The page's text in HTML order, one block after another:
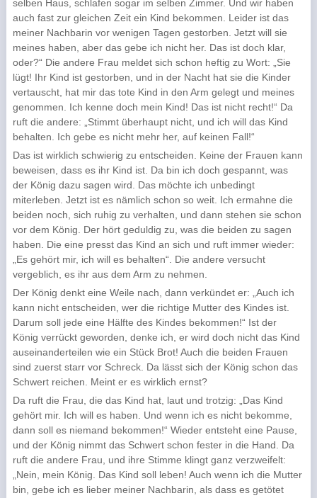
selben Haus, schlafen sogar im selben Zimmer. Und wir haben
auch fast zur gleichen Zeit ein Kind bekommen. Leider ist das
meiner Nachbarin vor wenigen Tagen gestorben. Jetzt will sie
meines haben, aber das gebe ich nicht her. Das ist doch klar,
oder?“ Die andere Frau meldet sich schon heftig zu Wort: „Sie
lügt! Ihr Kind ist gestorben, und in der Nacht hat sie die Kinder
vertauscht, hat mir das tote Kind in den Arm gelegt und meines
genommen. Ich kenne doch mein Kind! Das ist nicht recht!“ Da
ruft die andere: „Stimmt überhaupt nicht, und ich will das Kind
behalten. Ich gebe es nicht mehr her, auf keinen Fall!“
Das ist wirklich schwierig zu entscheiden. Keine der Frauen kann
beweisen, dass es ihr Kind ist. Da bin ich doch gespannt, was
der König dazu sagen wird. Das möchte ich unbedingt
miterleben. Jetzt ist es nämlich schon so weit. Ich ermahne die
beiden noch, sich ruhig zu verhalten, und dann stehen sie schon
vor dem König. Der hört geduldig zu, was die beiden zu sagen
haben. Die eine presst das Kind an sich und ruft immer wieder:
„Es gehört mir, ich will es behalten“. Die andere versucht
vergeblich, es ihr aus dem Arm zu nehmen.
Der König denkt eine Weile nach, dann verkündet er: „Auch ich
kann nicht entscheiden, wer die richtige Mutter des Kindes ist.
Darum soll jede eine Hälfte des Kindes bekommen!“ Ist der
König verrückt geworden, denke ich, er wird doch nicht das Kind
auseinanderteilen wie ein Stück Brot! Auch die beiden Frauen
sind zuerst starr vor Schreck. Da lässt sich der König schon das
Schwert reichen. Meint er es wirklich ernst?
Da ruft die Frau, die das Kind hat, laut und trotzig: „Das Kind
gehört mir. Ich will es haben. Und wenn ich es nicht bekomme,
dann soll es niemand bekommen!“ Wieder entsteht eine Pause,
und der König nimmt das Schwert schon fester in die Hand. Da
ruft die andere Frau, und ihre Stimme klingt ganz verzweifelt:
„Nein, mein König. Das Kind soll leben! Auch wenn ich die Mutter
bin, gebe ich es lieber meiner Nachbarin, als dass es getötet